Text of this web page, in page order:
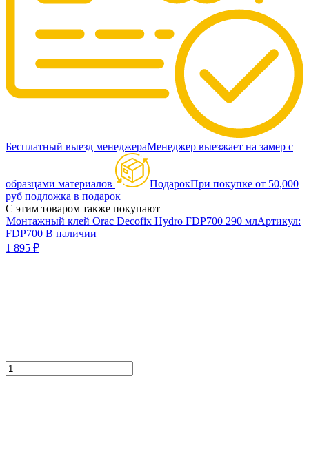
Бесплатный выезд менеджераМенеджер выезжает на замер с
образцами материалов ПодарокПри покупке от 50,000
руб подложка в подарок
С этим товаром также покупают
Монтажный клей Orac Decofix Hydro FDP700 290 млАртикул:
FDP700 В наличии
1 895 ₽